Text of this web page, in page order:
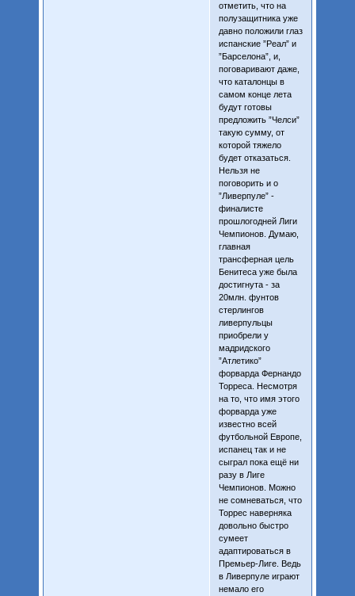
отметить, что на
полузащитника уже
давно положили глаз
испанские ”Реал” и
”Барселона”, и,
поговаривают даже,
что каталонцы в
самом конце лета
будут готовы
предложить ”Челси”
такую сумму, от
которой тяжело
будет отказаться.
Нельзя не
поговорить и о
”Ливерпуле” -
финалисте
прошлогодней Лиги
Чемпионов. Думаю,
главная
трансферная цель
Бенитеса уже была
достигнута - за
20млн. фунтов
стерлингов
ливерпульцы
приобрели у
мадридского
”Атлетико”
форварда Фернандо
Торреса. Несмотря
на то, что имя этого
форварда уже
известно всей
футбольной Европе,
испанец так и не
сыграл пока ещё ни
разу в Лиге
Чемпионов. Можно
не сомневаться, что
Торрес наверняка
довольно быстро
сумеет
адаптироваться в
Премьер-Лиге. Ведь
в Ливерпуле играют
немало его